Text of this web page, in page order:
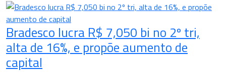
Bradesco lucra R$ 7,050 bi no 2º tri,
alta de 16%, e propõe aumento de
capital